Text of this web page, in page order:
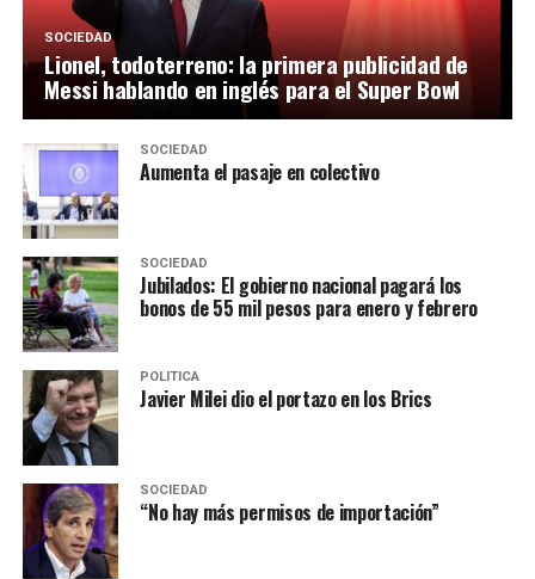
SOCIEDAD
Lionel, todoterreno: la primera publicidad de
Messi hablando en inglés para el Super Bowl
SOCIEDAD
Aumenta el pasaje en colectivo
SOCIEDAD
Jubilados: El gobierno nacional pagará los
bonos de 55 mil pesos para enero y febrero
POLITICA
Javier Milei dio el portazo en los Brics
SOCIEDAD
“No hay más permisos de importación”